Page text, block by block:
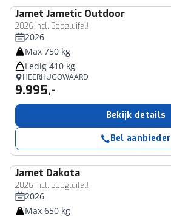
Jamet Jametic Outdoor
2026 Incl. Boogluifel!
2026
Max 750 kg
Ledig 410 kg
HEERHUGOWAARD
9.995,-
Bekijk details
Bel aanbieder
Jamet Dakota
2026 Incl. Boogluifel!
2026
Max 650 kg